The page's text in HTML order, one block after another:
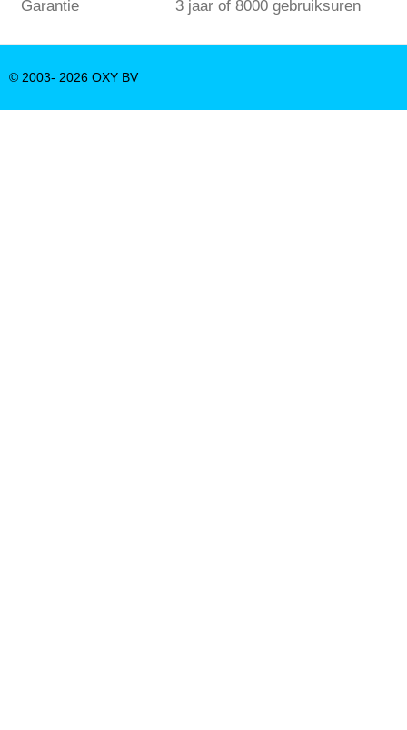
Garantie 3 jaar of 8000 gebruiksuren
© 2003- 2026 OXY BV